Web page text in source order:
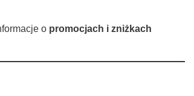
o promocjach i zniżkach